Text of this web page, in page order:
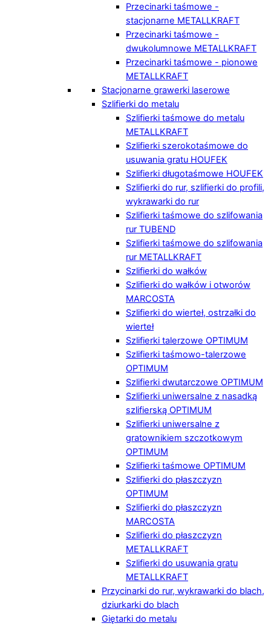
Przecinarki taśmowe -
stacjonarne METALLKRAFT
Przecinarki taśmowe -
dwukolumnowe METALLKRAFT
Przecinarki taśmowe - pionowe
METALLKRAFT
Stacjonarne grawerki laserowe
Szlifierki do metalu
Szlifierki taśmowe do metalu
METALLKRAFT
Szlifierki szerokotaśmowe do
usuwania gratu HOUFEK
Szlifierki długotaśmowe HOUFEK
Szlifierki do rur, szlifierki do profili,
wykrawarki do rur
Szlifierki taśmowe do szlifowania
rur TUBEND
Szlifierki taśmowe do szlifowania
rur METALLKRAFT
Szlifierki do wałków
Szlifierki do wałków i otworów
MARCOSTA
Szlifierki do wierteł, ostrzałki do
wierteł
Szlifierki talerzowe OPTIMUM
Szlifierki taśmowo-talerzowe
OPTIMUM
Szlifierki dwutarczowe OPTIMUM
Szlifierki uniwersalne z nasadką
szlifierską OPTIMUM
Szlifierki uniwersalne z
gratownikiem szczotkowym
OPTIMUM
Szlifierki taśmowe OPTIMUM
Szlifierki do płaszczyzn
OPTIMUM
Szlifierki do płaszczyzn
MARCOSTA
Szlifierki do płaszczyzn
METALLKRAFT
Szlifierki do usuwania gratu
METALLKRAFT
Przycinarki do rur, wykrawarki do blach,
dziurkarki do blach
Giętarki do metalu